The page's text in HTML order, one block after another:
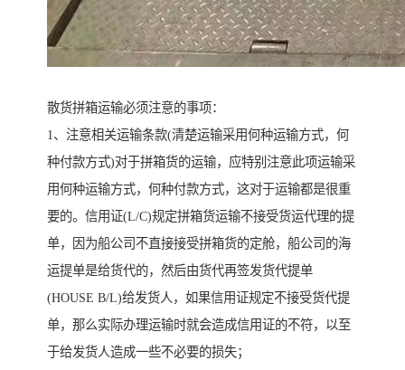
散货拼箱运输必须注意的事项：
1、注意相关运输条款(清楚运输采用何种运输方式，何
种付款方式)对于拼箱货的运输，应特别注意此项运输采
用何种运输方式，何种付款方式，这对于运输都是很重
要的。信用证(L/C)规定拼箱货运输不接受货运代理的提
单，因为船公司不直接接受拼箱货的定舱，船公司的海
运提单是给货代的，然后由货代再签发货代提单
(HOUSE B/L)给发货人，如果信用证规定不接受货代提
单，那么实际办理运输时就会造成信用证的不符，以至
于给发货人造成一些不必要的损失；